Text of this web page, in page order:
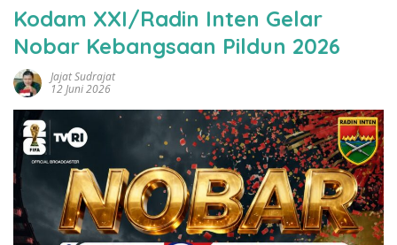
Kodam XXI/Radin Inten Gelar
Nobar Kebangsaan Pildun 2026
Jajat Sudrajat
12 Juni 2026